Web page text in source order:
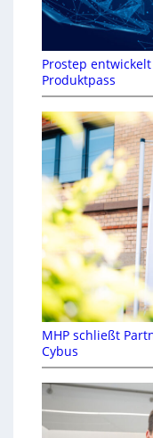
Prostep
Produktpass
MHP schließt
Cybus